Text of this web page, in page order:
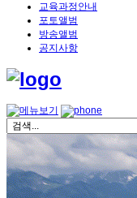
교육과정안내
포토앨범
방송앨범
공지사항